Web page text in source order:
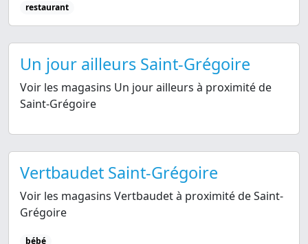
restaurant
Un jour ailleurs Saint-Grégoire
Voir les magasins Un jour ailleurs à proximité de
Saint-Grégoire
Vertbaudet Saint-Grégoire
Voir les magasins Vertbaudet à proximité de Saint-
Grégoire
bébé